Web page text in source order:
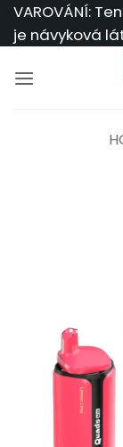
Přeskočit
na
VAROVÁNÍ:
je návyková